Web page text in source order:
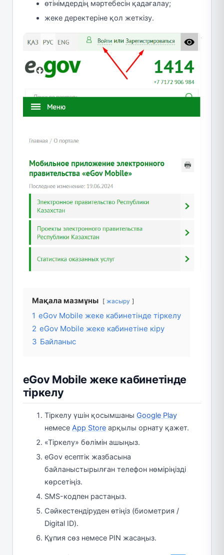
өтінімдердің мәртебесін қадағалау;
жеке деректеріне қол жеткізу.
Мақала мазмұны жасыру
1 eGov Mobile жеке кабинетінде тіркелу
2 eGov Mobile жеке кабинетіне кіру
3 Байланыс
eGov Mobile жеке кабинетінде
тіркелу
Тіркелу үшін қосымшаны Google Play
немесе App Store арқылы орнату қажет.
«Тіркелу» бөлімін ашыңыз.
eGov есептік жазбасына
байланыстырылған телефон нөміріңізді
көрсетіңіз.
SMS-кодпен растаңыз.
Сәйкестендіруден өтіңіз (биометрия /
Digital ID).
Құпия сөз немесе PIN жасаңыз.